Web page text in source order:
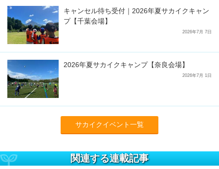
キャンセル待ち受付｜2026年夏サカイクキャン
プ【千葉会場】
2026年7月 7日
2026年夏サカイクキャンプ【奈良会場】
2026年7月 1日
サカイクイベント一覧
関連する連載記事